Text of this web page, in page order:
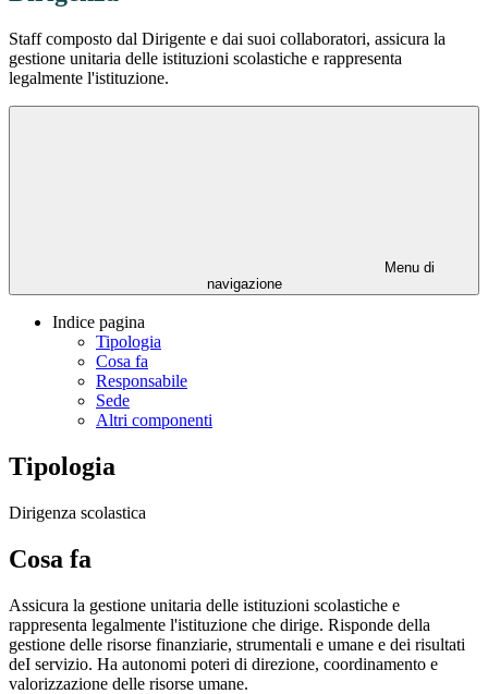
Staff composto dal Dirigente e dai suoi collaboratori, assicura la
gestione unitaria delle istituzioni scolastiche e rappresenta
legalmente l'istituzione.
Menu di
navigazione
Indice pagina
Tipologia
Cosa fa
Responsabile
Sede
Altri componenti
Tipologia
Dirigenza scolastica
Cosa fa
Assicura la gestione unitaria delle istituzioni scolastiche e
rappresenta legalmente l'istituzione che dirige. Risponde della
gestione delle risorse finanziarie, strumentali e umane e dei risultati
deI servizio. Ha autonomi poteri di direzione, coordinamento e
valorizzazione delle risorse umane.